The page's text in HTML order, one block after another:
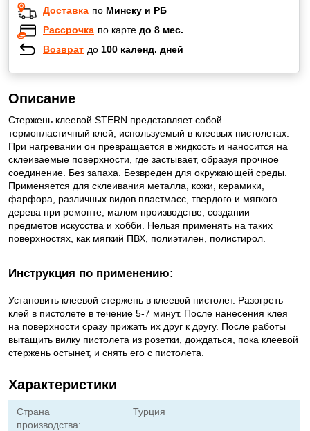
Доставка по Минску и РБ
Рассрочка по карте до 8 мес.
Возврат до 100 календ. дней
Описание
Стержень клеевой STERN представляет собой
термопластичный клей, используемый в клеевых пистолетах.
При нагревании он превращается в жидкость и наносится на
склеиваемые поверхности, где застывает, образуя прочное
соединение. Без запаха. Безвреден для окружающей среды.
Применяется для склеивания металла, кожи, керамики,
фарфора, различных видов пластмасс, твердого и мягкого
дерева при ремонте, малом производстве, создании
предметов искусства и хобби. Нельзя применять на таких
поверхностях, как мягкий ПВХ, полиэтилен, полистирол.
Инструкция по применению:
Установить клеевой стержень в клеевой пистолет. Разогреть
клей в пистолете в течение 5-7 минут. После нанесения клея
на поверхности сразу прижать их друг к другу. После работы
вытащить вилку пистолета из розетки, дождаться, пока клеевой
стержень остынет, и снять его с пистолета.
Характеристики
Страна
производства:
Турция